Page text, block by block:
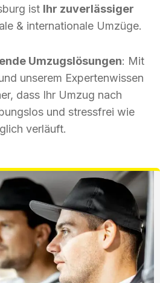
ist Ihr zuverlässiger
& internationale Umzüge.
Umzugslösungen: Mit
unserem Expertenwissen
dass Ihr Umzug nach
und stressfrei wie
verläuft.